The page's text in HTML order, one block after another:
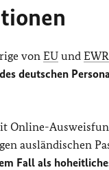
von EU und EWR
deutschen
Online-
ausländischen
Fall als